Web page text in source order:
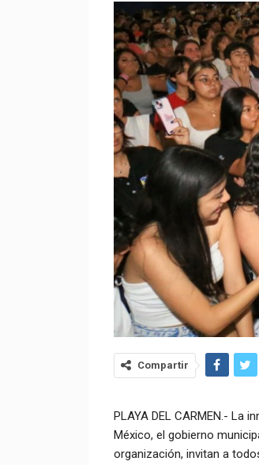
Compartir
PLAYA DEL CARMEN.- La
México, el gobierno
organización, invitan a